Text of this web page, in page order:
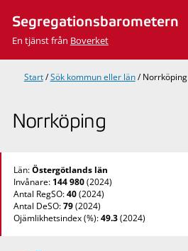
innehåll
Segregationsbarometern
En tjänst från Boverket
Start/Sök kommun eller län/Norrköping
Norrköping
Län:Östergötlands län
Invånare: 144 980(2024)
Antal RegSO:40(2024)
Antal DeSO:79(2024)
Ojämlikhetsindex (%):49.3(2024)